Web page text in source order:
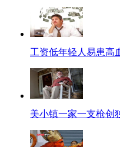
工资低年轻人易患高
美小镇一家一支枪创